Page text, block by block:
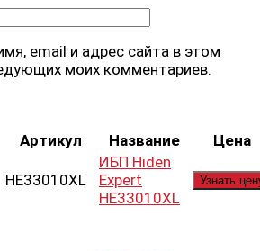
email и адрес сайта в этом
моих комментариев.
Артикул Название Цена
HE33010XL
ИБП Hiden
Expert
HE33010XL
Узнать